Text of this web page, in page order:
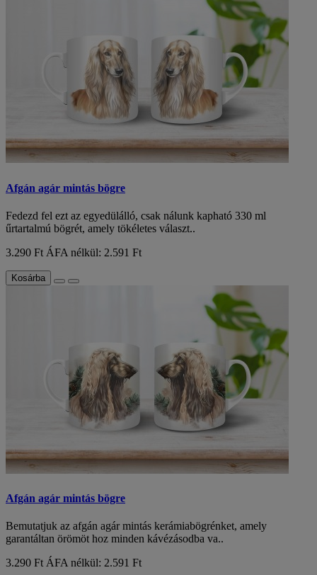
Afgán agár mintás bögre
Fedezd fel ezt az egyedülálló, csak nálunk kapható 330 ml
űrtartalmú bögrét, amely tökéletes választ..
3.290 Ft ÁFA nélkül: 2.591 Ft
Kosárba
Afgán agár mintás bögre
Bemutatjuk az afgán agár mintás kerámiabögrénket, amely
garantáltan örömöt hoz minden kávézásodba va..
3.290 Ft ÁFA nélkül: 2.591 Ft